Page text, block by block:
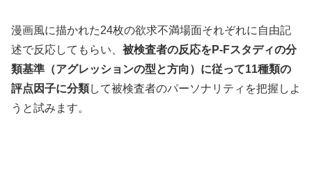
漫画風に描かれた24枚の欲求不満場面それぞれに自由記
述で反応してもらい、 被検査者の反応をP-Fスタディの分
類基準（アグレッションの型と方向）に従って11種類の
評点因子に分類して被検査者のパーソナリティを把握しよ
うと試みます。